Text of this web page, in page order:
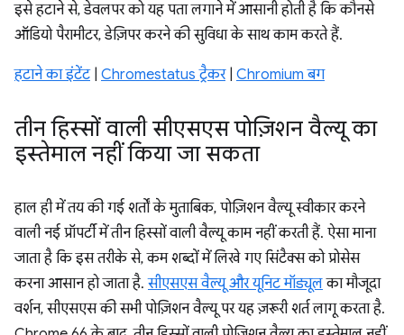
इसे हटाने से, डेवलपर को यह पता लगाने में आसानी होती है कि कौनसे
ऑडियो पैरामीटर, डेज़िपर करने की सुविधा के साथ काम करते हैं.
हटाने का इंटेंट| Chromestatus ट्रैकर| Chromium बग
तीन हिस्सों वाली सीएसएस पोज़िशन वैल्यू का
इस्तेमाल नहीं किया जा सकता
हाल ही में तय की गई शर्तों के मुताबिक, पोज़िशन वैल्यू स्वीकार करने
वाली नई प्रॉपर्टी में तीन हिस्सों वाली वैल्यू काम नहीं करती हैं. ऐसा माना
जाता है कि इस तरीके से, कम शब्दों में लिखे गए सिंटैक्स को प्रोसेस
करना आसान हो जाता है.सीएसएस वैल्यू और यूनिट मॉड्यूलका मौजूदा
वर्शन, सीएसएस की सभी पोज़िशन वैल्यू पर यह ज़रूरी शर्त लागू करता है.